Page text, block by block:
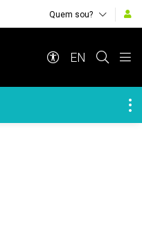
Quem sou?
EN